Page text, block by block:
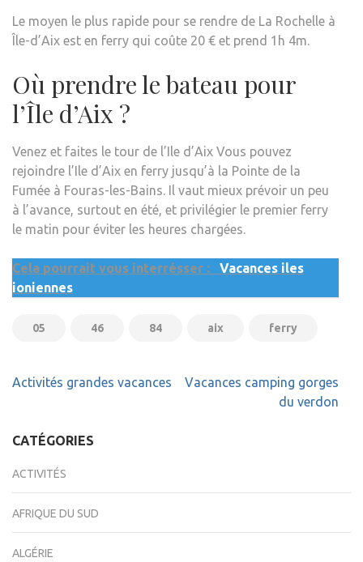
Le moyen le plus rapide pour se rendre de La Rochelle à
Île-d’Aix est en ferry qui coûte 20 € et prend 1h 4m.
Où prendre le bateau pour
l’Île d’Aix ?
Venez et faites le tour de l’Ile d’Aix Vous pouvez
rejoindre l’Ile d’Aix en ferry jusqu’à la Pointe de la
Fumée à Fouras-les-Bains. Il vaut mieux prévoir un peu
à l’avance, surtout en été, et privilégier le premier ferry
le matin pour éviter les heures chargées.
Cela pourrait vous interrésser :
Vacances iles
ioniennes
05 46 84 aix ferry
Navigation
Activités grandes vacances
Vacances camping gorges
du verdon
CATÉGORIES
ACTIVITÉS
AFRIQUE DU SUD
ALGÉRIE